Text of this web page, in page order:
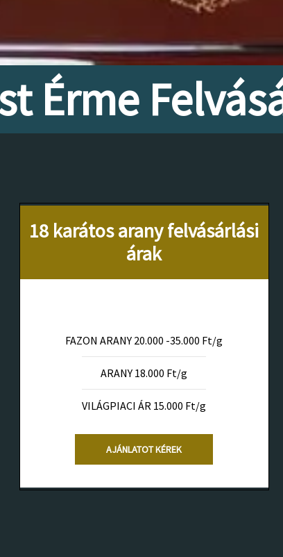
Érme
18 karátos arany felvásárlási
árak
FAZON ARANY 20.000 -35.000 Ft/g
ARANY 18.000 Ft/g
VILÁGPIACI ÁR 15.000 Ft/g
AJÁNLATOT KÉREK